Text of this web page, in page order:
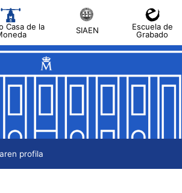
Casa de la
SIAEN
Escuela de
Grabado
profila